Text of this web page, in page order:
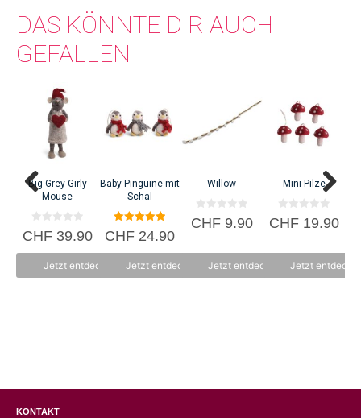
DAS KÖNNTE DIR AUCH
GEFALLEN
Big Grey Girly
Mouse
0
v
CHF39.90
Jetzt entdecken
Baby Pinguine mit
Schal
5.00
von 5
CHF24.90
Jetzt entdecken
Willow
0
v
CHF9.90
Jetzt entdecken
Mini Pilze
0
v
CHF19.90
Jetzt
KONTAKT